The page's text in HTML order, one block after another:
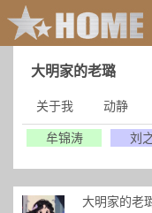
大明家的老璐
关于我 动静
牟锦涛 刘
大明家的老